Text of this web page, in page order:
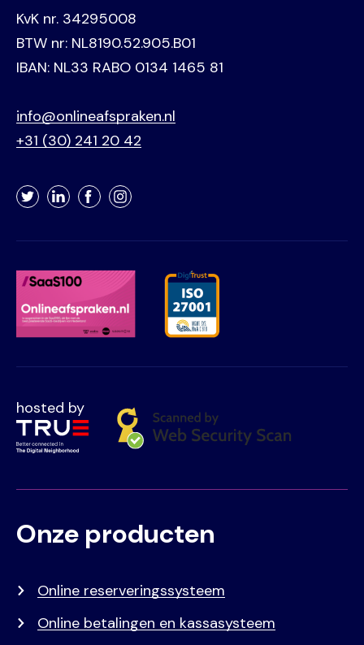
KvK nr. 34295008
BTW nr: NL8190.52.905.B01
IBAN: NL33 RABO 0134 1465 81
info@onlineafspraken.nl
+31 (30) 241 20 42
TwitterLinkedInFacebookInstagram
hosted by
Voet
Primair
Onze producten
Online reserveringssysteem
Online betalingen en kassasysteem